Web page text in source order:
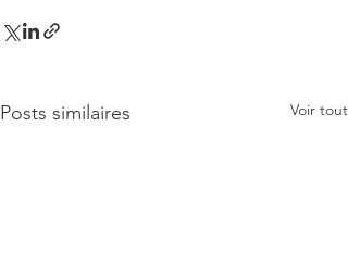
Posts similaires Voir tout